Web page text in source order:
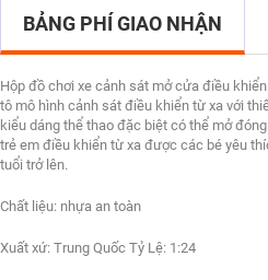
BẢNG PHÍ GIAO NHẬN
Hộp đồ chơi xe cảnh sát mở cửa điều
tô mô hình cảnh sát điều khiển từ xa với
kiểu dáng thể thao đặc biệt có thể mở
trẻ em điều khiển từ xa được các bé yêu
tuổi trở lên.
Chất liệu: nhựa an toàn
Xuất xứ: Trung Quốc Tỷ Lệ: 1:24